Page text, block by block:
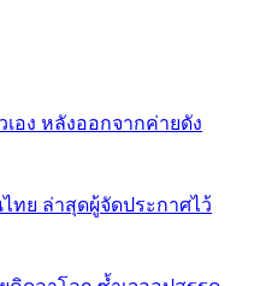
อง หลังออกจากค่ายดัง
ทย ล่าสุดผู้จัดประกาศไว้